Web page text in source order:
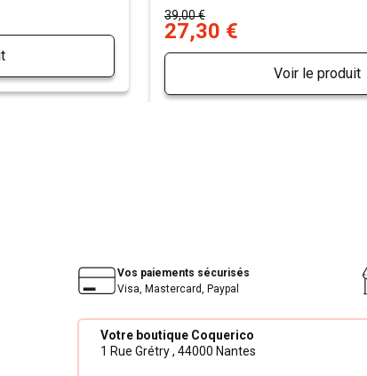
39,00 €
27,30 €
Voir le produit
Vos paiements sécurisés
Visa, Mastercard, Paypal
Votre boutique Coquerico
1 Rue Grétry , 44000 Nantes